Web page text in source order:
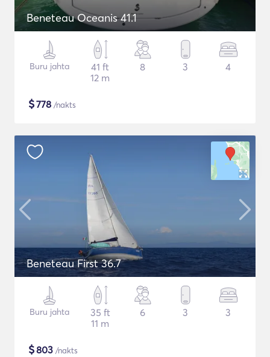
Beneteau Oceanis 41.1
Buru jahta
41 ft
12 m
8 3 4
$778 /nakts
Beneteau First 36.7
Buru jahta
35 ft
11 m
6 3 3
$803 /nakts